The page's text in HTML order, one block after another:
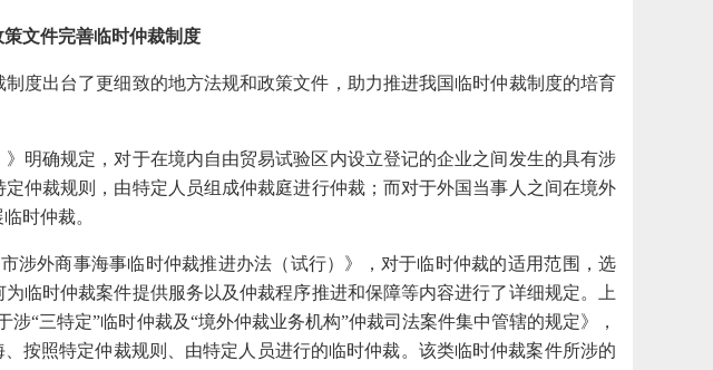
策文件完善临时仲裁制度
度出台了更细致的地方法规和政策文件，助力推进我国临时仲裁制度的培育
》明确规定，对于在境内自由贸易试验区内设立登记的企业之间发生的具有涉
仲裁规则，由特定人员组成仲裁庭进行仲裁；而对于外国当事人之间在境外
时仲裁。
涉外商事海事临时仲裁推进办法（试行）》，对于临时仲裁的适用范围，选
临时仲裁案件提供服务以及仲裁程序推进和保障等内容进行了详细规定。上
“三特定”临时仲裁及“境外仲裁业务机构”仲裁司法案件集中管辖的规定》，
按照特定仲裁规则、由特定人员进行的临时仲裁。该类临时仲裁案件所涉的